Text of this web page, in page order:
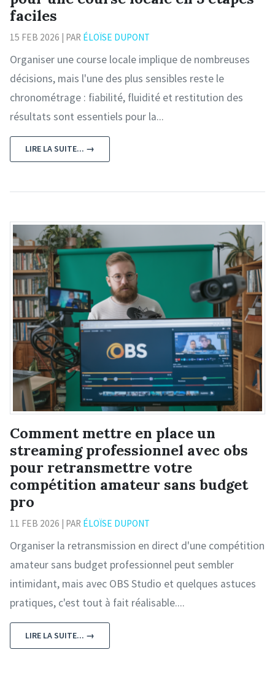
faciles
15 FEB 2026 | PAR ÉLOÏSE DUPONT
Organiser une course locale implique de nombreuses
décisions, mais l'une des plus sensibles reste le
chronométrage : fiabilité, fluidité et restitution des
résultats sont essentiels pour la...
LIRE LA SUITE... →
Comment mettre en place un
streaming professionnel avec obs
pour retransmettre votre
compétition amateur sans budget
pro
11 FEB 2026 | PAR ÉLOÏSE DUPONT
Organiser la retransmission en direct d'une compétition
amateur sans budget professionnel peut sembler
intimidant, mais avec OBS Studio et quelques astuces
pratiques, c'est tout à fait réalisable....
LIRE LA SUITE... →